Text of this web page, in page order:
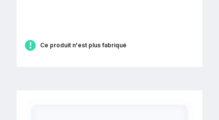
Ce produit n'est plus fabriqué